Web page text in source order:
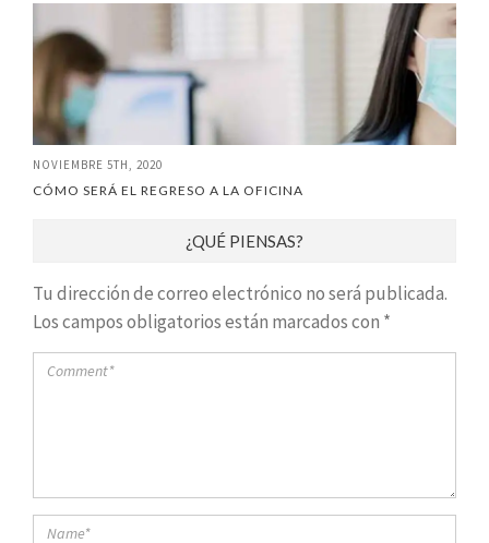
NOVIEMBRE 5TH, 2020
CÓMO SERÁ EL REGRESO A LA OFICINA
¿QUÉ PIENSAS?
Tu dirección de correo electrónico no será publicada.
Los campos obligatorios están marcados con *